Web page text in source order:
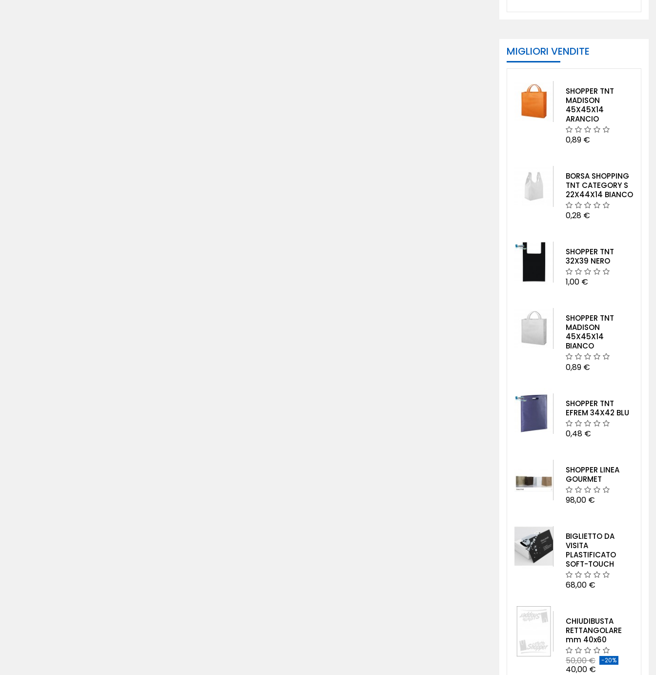
MIGLIORI VENDITE
SHOPPER TNT
MADISON
45X45X14
ARANCIO
0,89 €
BORSA SHOPPING
TNT CATEGORY S
22X44X14 BIANCO
0,28 €
SHOPPER TNT
32X39 NERO
1,00 €
SHOPPER TNT
MADISON
45X45X14
BIANCO
0,89 €
SHOPPER TNT
EFREM 34X42 BLU
0,48 €
SHOPPER LINEA
GOURMET
98,00 €
BIGLIETTO DA
VISITA
PLASTIFICATO
SOFT-TOUCH
68,00 €
CHIUDIBUSTA
RETTANGOLARE
mm 40x60
50,00 € -20%
40,00 €